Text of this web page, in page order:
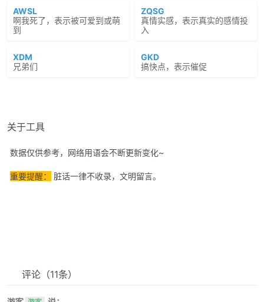
AWSL
啊我死了，表示被可爱到或萌
到
ZQSG
真情实感，表示真实的感情投
入
XDM
兄弟们
GKD
搞快点，表示催促
关于工具
数据仅供参考，网络用语会不断更新变化~
重要提醒： 脏话一律不收录，文明留言。
评论 （11条）